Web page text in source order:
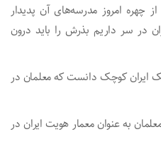
چهره امروز مدرسه‌های آن پدیدار
در سر داریم بذرش را باید درون
ایران کوچک دانست که معلمان در
به عنوان معمار هویت ایران در